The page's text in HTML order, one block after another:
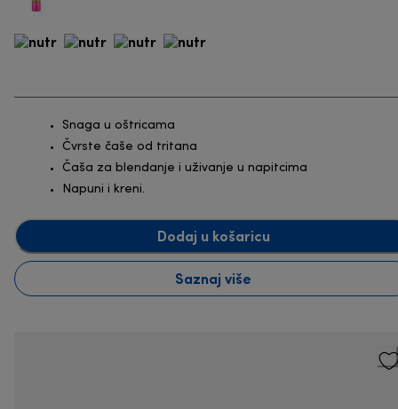
Snaga u oštricama
Čvrste čaše od tritana
Čaša za blendanje i uživanje u napitcima
Napuni i kreni.
Dodaj u košaricu
Saznaj više